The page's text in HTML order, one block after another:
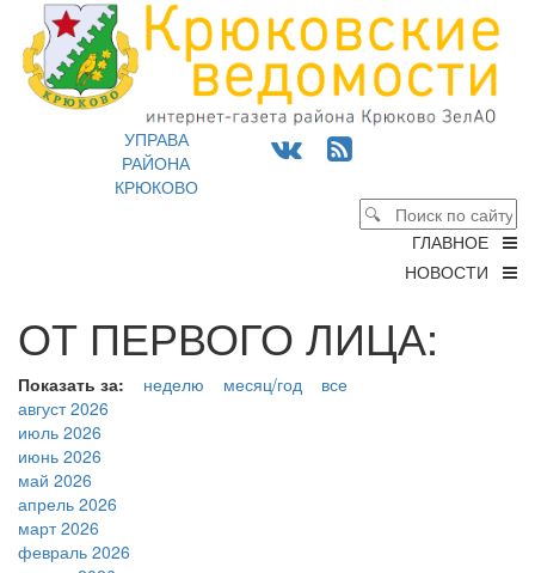
УПРАВА
РАЙОНА
КРЮКОВО
ГЛАВНОЕ
НОВОСТИ
ОТ ПЕРВОГО ЛИЦА:
Показать за: неделю месяц/год
все
август 2026
июль 2026
июнь 2026
май 2026
апрель 2026
март 2026
февраль 2026